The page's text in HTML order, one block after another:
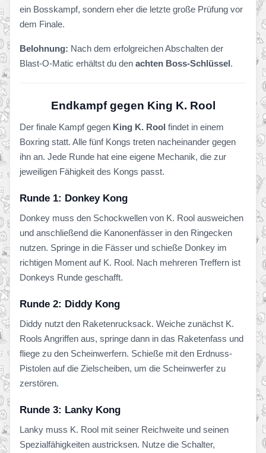
ein Bosskampf, sondern eher die letzte große Prüfung vor
dem Finale.
Belohnung: Nach dem erfolgreichen Abschalten der
Blast-O-Matic erhältst du den achten Boss-Schlüssel.
Endkampf gegen King K. Rool
Der finale Kampf gegen King K. Rool findet in einem
Boxring statt. Alle fünf Kongs treten nacheinander gegen
ihn an. Jede Runde hat eine eigene Mechanik, die zur
jeweiligen Fähigkeit des Kongs passt.
Runde 1: Donkey Kong
Donkey muss den Schockwellen von K. Rool ausweichen
und anschließend die Kanonenfässer in den Ringecken
nutzen. Springe in die Fässer und schieße Donkey im
richtigen Moment auf K. Rool. Nach mehreren Treffern ist
Donkeys Runde geschafft.
Runde 2: Diddy Kong
Diddy nutzt den Raketenrucksack. Weiche zunächst K.
Rools Angriffen aus, springe dann in das Raketenfass und
fliege zu den Scheinwerfern. Schieße mit den Erdnuss-
Pistolen auf die Zielscheiben, um die Scheinwerfer zu
zerstören.
Runde 3: Lanky Kong
Lanky muss K. Rool mit seiner Reichweite und seinen
Spezialfähigkeiten austricksen. Nutze die Schalter,